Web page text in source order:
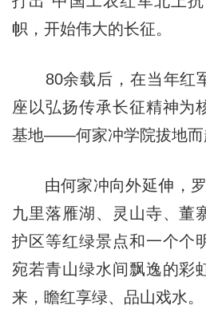
帜，开始伟大的长征。
80余载后，在当年红
座以弘扬传承长征精神为
基地——何家冲学院拔地而
由何家冲向外延伸，罗
九里落雁湖、灵山寺、董
护区等红绿景点和一个个
宛若青山绿水间飘逸的彩
来，瞻红享绿、品山戏水。